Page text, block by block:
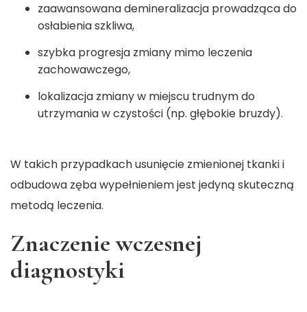
zaawansowana demineralizacja prowadząca do
osłabienia szkliwa,
szybka progresja zmiany mimo leczenia
zachowawczego,
lokalizacja zmiany w miejscu trudnym do
utrzymania w czystości (np. głębokie bruzdy).
W takich przypadkach usunięcie zmienionej tkanki i
odbudowa zęba wypełnieniem jest jedyną skuteczną
metodą leczenia.
Znaczenie wczesnej
diagnostyki